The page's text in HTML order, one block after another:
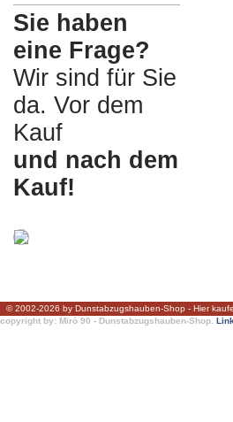
Sie haben
eine Frage?
Wir sind für Sie
da. Vor dem
Kauf
und nach dem
Kauf!
© 2002-2026 by Dunstabzugshauben-Shop - Hier
copyright by: Mirò 90 - Dunstabzugshauben-Shop.